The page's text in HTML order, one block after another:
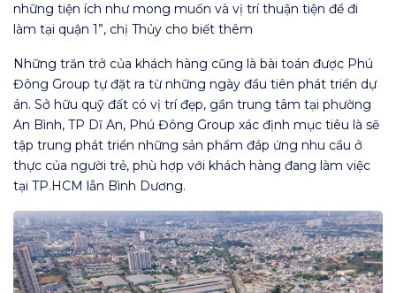
những tiện ích như mong muốn và vị trí thuận tiện để đi
làm tại quận 1”, chị Thủy cho biết thêm
Những trăn trở của khách hàng cũng là bài toán được Phú
Đông Group tự đặt ra từ những ngày đầu tiên phát triển dự
án. Sở hữu quỹ đất có vị trí đẹp, gần trung tâm tại phường
An Bình, TP Dĩ An, Phú Đông Group xác định mục tiêu là sẽ
tập trung phát triển những sản phẩm đáp ứng nhu cầu ở
thực của người trẻ, phù hợp với khách hàng đang làm việc
tại TP.HCM lẫn Bình Dương.